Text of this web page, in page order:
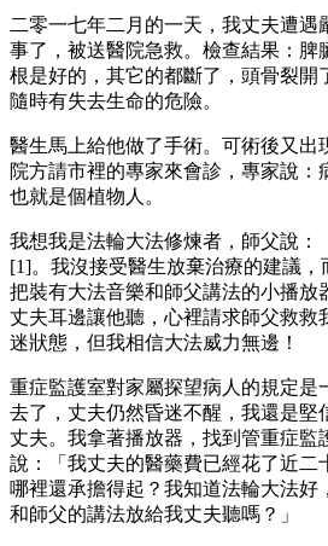
二零一七年二月的一天，我丈夫遭遇
事了，被送醫院急救。檢查結果：脾
根是好的，其它的都斷了，頭骨裂開
隨時有失去生命的危險。
醫生馬上給他做了手術。可術後又出
院方請市裡的專家來會診，專家說：
也就是個植物人。
我想我是法輪大法修煉者，師父說：
[1]。我沒接受醫生放棄治療的建議
把裝有大法音樂和師父講法的小播放
丈夫耳邊讓他聽，心裡請求師父救救
迷狀態，但我相信大法威力無邊！
重症監護室對家屬探望病人的規定是
去了，丈夫仍然昏迷不醒，我還是堅
丈夫。我拿著播放器，找到管重症監
說：「我丈夫的醫藥費已經花了近二
哪裡還承擔得起？我知道法輪大法好
和師父的講法放給我丈夫聽嗎？」